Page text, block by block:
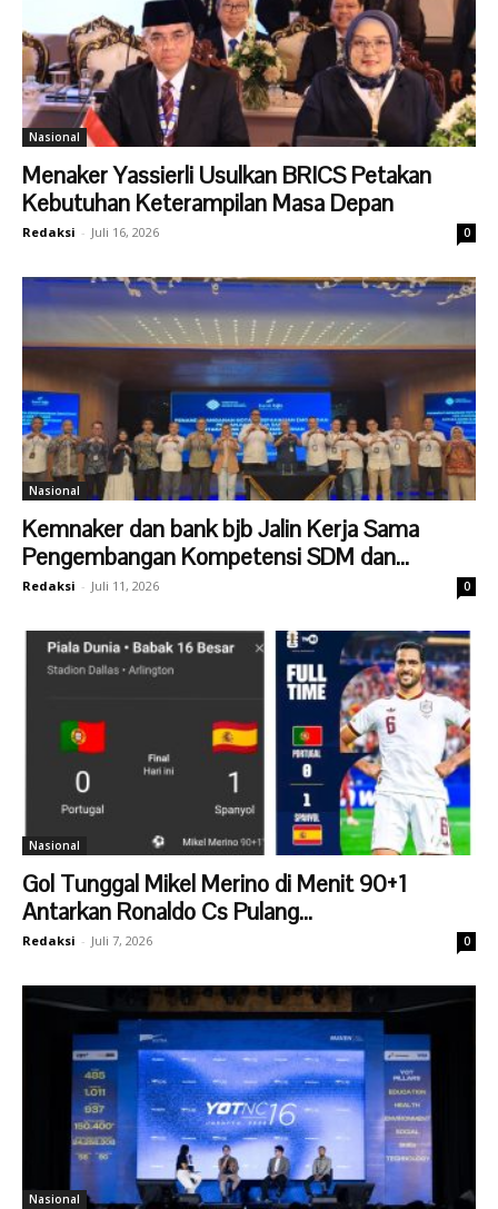
Nasional
Menaker Yassierli Usulkan BRICS Petakan
Kebutuhan Keterampilan Masa Depan
Redaksi - Juli 16, 2026 0
Nasional
Kemnaker dan bank bjb Jalin Kerja Sama
Pengembangan Kompetensi SDM dan...
Redaksi - Juli 11, 2026 0
Nasional
Gol Tunggal Mikel Merino di Menit 90+1
Antarkan Ronaldo Cs Pulang...
Redaksi - Juli 7, 2026 0
Nasional